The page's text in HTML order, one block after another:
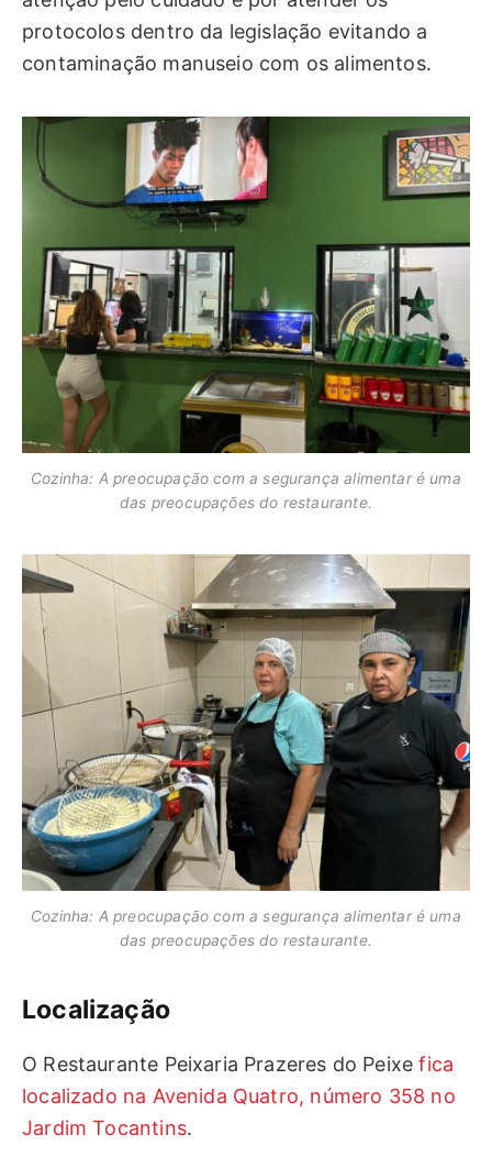
protocolos dentro da legislação evitando a
contaminação manuseio com os alimentos.
Cozinha: A preocupação com a segurança alimentar é uma
das preocupações do restaurante.
Cozinha: A preocupação com a segurança alimentar é uma
das preocupações do restaurante.
Localização
O Restaurante Peixaria Prazeres do Peixe fica
localizado na Avenida Quatro, número 358 no
Jardim Tocantins.